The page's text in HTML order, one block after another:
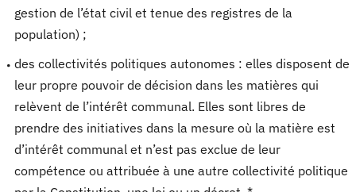
gestion de l’état civil et tenue des registres de la
population) ;
des collectivités politiques autonomes : elles disposent de
leur propre pouvoir de décision dans les matières qui
relèvent de l’intérêt communal. Elles sont libres de
prendre des initiatives dans la mesure où la matière est
d’intérêt communal et n’est pas exclue de leur
compétence ou attribuée à une autre collectivité politique